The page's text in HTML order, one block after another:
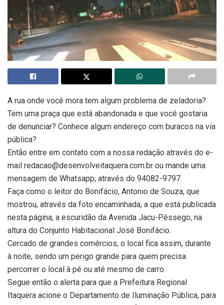
A rua onde você mora tem algum problema de zeladoria?
Tem uma praça que está abandonada e que você gostaria
de denunciar? Conhece algum endereço com buracos na via
pública?
Então entre em contato com a nossa redação através do e-
mail redacao@desenvolveitaquera.com.br ou mande uma
mensagem de Whatsapp, através do 94082-9797.
Faça como o leitor do Bonifácio, Antonio de Souza, que
mostrou, através da foto encaminhada, a que está publicada
nesta página, a escuridão da Avenida Jacu-Pêssego, na
altura do Conjunto Habitacional José Bonifácio.
Cercado de grandes comércios, o local fica assim, durante
à noite, sendo um perigo grande para quem precisa
percorrer o local à pé ou até mesmo de carro.
Segue então o alerta para que a Prefeitura Regional
Itaquera acione o Departamento de Iluminação Pública, para